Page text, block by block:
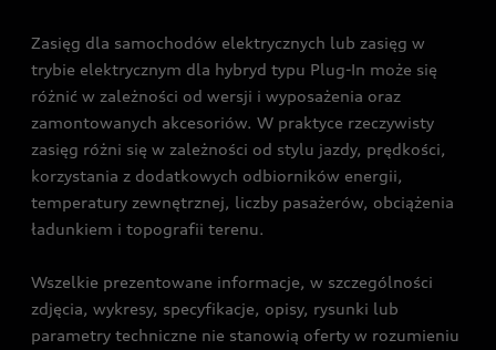
Zasięg dla samochodów elektrycznych lub zasięg w
trybie elektrycznym dla hybryd typu Plug-In może się
różnić w zależności od wersji i wyposażenia oraz
zamontowanych akcesoriów. W praktyce rzeczywisty
zasięg różni się w zależności od stylu jazdy, prędkości,
korzystania z dodatkowych odbiorników energii,
temperatury zewnętrznej, liczby pasażerów, obciążenia
ładunkiem i topografii terenu.
Wszelkie prezentowane informacje, w szczególności
zdjęcia, wykresy, specyfikacje, opisy, rysunki lub
parametry techniczne nie stanowią oferty w rozumieniu